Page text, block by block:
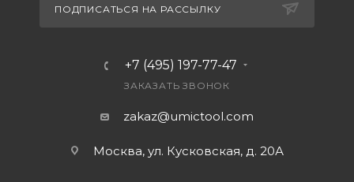
ПОДПИСАТЬСЯ НА РАССЫЛКУ
+7 (495) 197-77-47
ЗАКАЗАТЬ ЗВОНОК
zakaz@umictool.com
Москва, ул. Кусковская, д. 20А